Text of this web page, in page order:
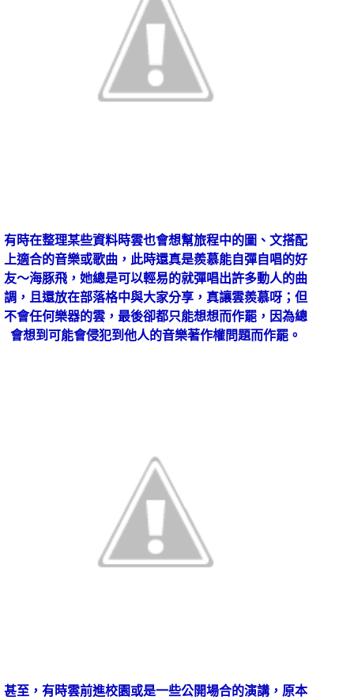
有時在整理某些資料時雲也會想幫旅程中的圖、文搭配
上適合的音樂或歌曲，此時還真是羨慕能自彈自唱的好
友〜海豚飛，她總是可以輕易的就彈唱出許多動人的曲
調，且還放在部落格中與大家分享，真讓雲羨慕呀；但
不會任何樂器的雲，最後卻都只能想想而作罷，因為總
會想到可能會侵犯到他人的音樂著作權問題而作罷。
甚至，有時雲前進校園或是一些公開場合的演講，原本